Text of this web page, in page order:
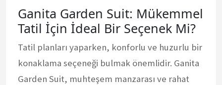
Ganita Garden Suit: Mükemmel
Tatil İçin İdeal Bir Seçenek Mi?
Tatil planları yaparken, konforlu ve huzurlu bir
konaklama seçeneği bulmak önemlidir. Ganita
Garden Suit, muhteşem manzarası ve rahat